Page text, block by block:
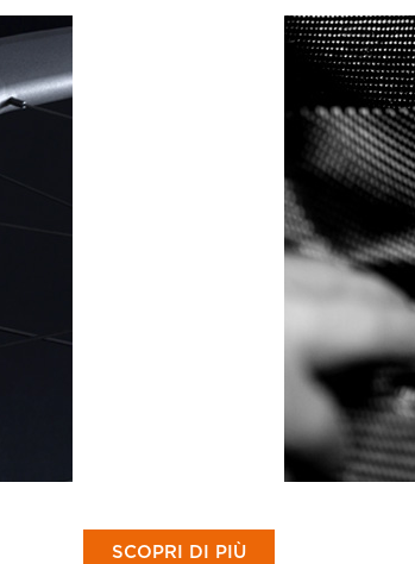
SCOPRI DI PIÙ